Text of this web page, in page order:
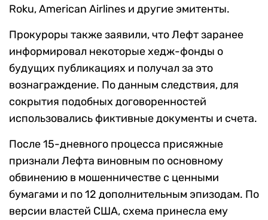
Roku, American Airlines и другие эмитенты.
Прокуроры также заявили, что Лефт заранее
информировал некоторые хедж-фонды о
будущих публикациях и получал за это
вознаграждение. По данным следствия, для
сокрытия подобных договоренностей
использовались фиктивные документы и счета.
После 15-дневного процесса присяжные
признали Лефта виновным по основному
обвинению в мошенничестве с ценными
бумагами и по 12 дополнительным эпизодам. По
версии властей США, схема принесла ему